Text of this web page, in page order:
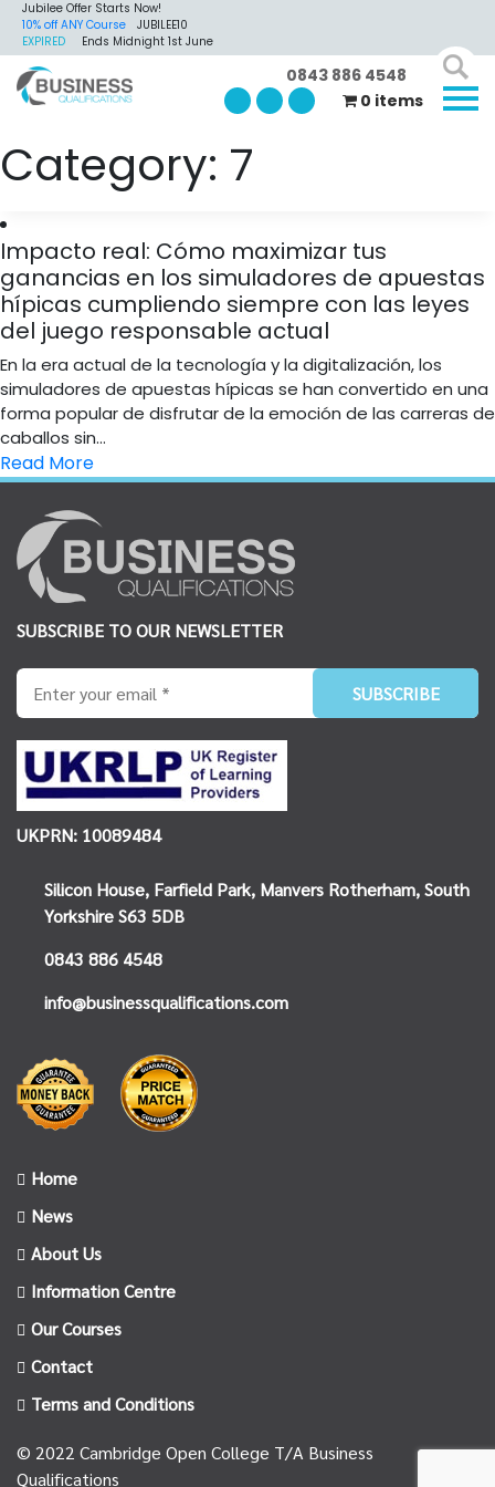
Jubilee Offer Starts Now!
10% off ANY Course
JUBILEE10
EXPIRED
Ends Midnight 1st June
0843 886 4548
0 items
Category: 7
Impacto real: Cómo maximizar tus
ganancias en los simuladores de apuestas
hípicas cumpliendo siempre con las leyes
del juego responsable actual
En la era actual de la tecnología y la digitalización, los
simuladores de apuestas hípicas se han convertido en una
forma popular de disfrutar de la emoción de las carreras de
caballos sin...
Read More
SUBSCRIBE TO OUR NEWSLETTER
UKPRN: 10089484
Home
News
About Us
Information Centre
Our Courses
Contact
Terms and Conditions
© 2022 Cambridge Open College T/A Business
Qualifications
Silicon House, Farfield Park, Manvers Rotherham, South
YorkshireS63 5DB
0843 886 4548
info@businessqualifications.com